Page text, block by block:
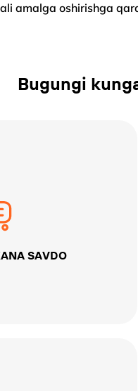
amalga oshirishga
Bugungi
SAVDO